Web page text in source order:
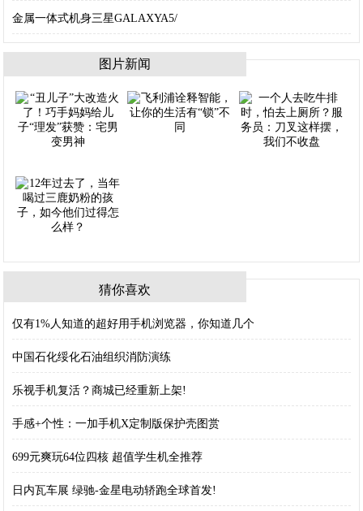
金属一体式机身三星GALAXYA5/
图片新闻
猜你喜欢
仅有1%人知道的超好用手机浏览器，你知道几个
中国石化绥化石油组织消防演练
乐视手机复活？商城已经重新上架!
手感+个性：一加手机X定制版保护壳图赏
699元爽玩64位四核 超值学生机全推荐
日内瓦车展 绿驰-金星电动轿跑全球首发!